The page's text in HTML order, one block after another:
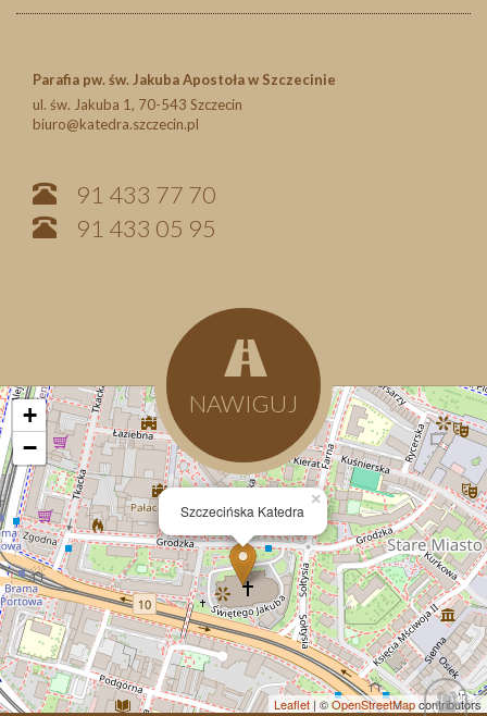
Parafia pw. św. Jakuba Apostoła w Szczecinie
ul. św. Jakuba 1, 70-543 Szczecin
biuro@katedra.szczecin.pl
91 433 77 70
91 433 05 95
NAWIGUJ
Szczecińska Katedra
×
+
−
Leaflet | ©OpenStreetMapcontributors